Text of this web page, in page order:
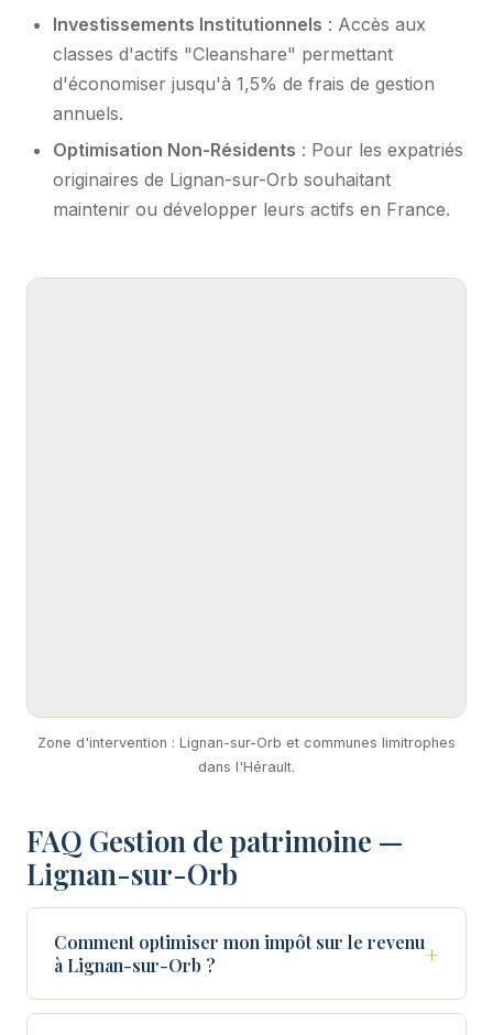
Investissements Institutionnels : Accès aux
classes d'actifs "Cleanshare" permettant
d'économiser jusqu'à 1,5% de frais de gestion
annuels.
Optimisation Non-Résidents : Pour les expatriés
originaires de Lignan-sur-Orb souhaitant
maintenir ou développer leurs actifs en France.
Zone d'intervention : Lignan-sur-Orb et communes limitrophes
dans l'Hérault.
FAQ Gestion de patrimoine —
Lignan-sur-Orb
Comment optimiser mon impôt sur le revenu
à Lignan-sur-Orb ?
+